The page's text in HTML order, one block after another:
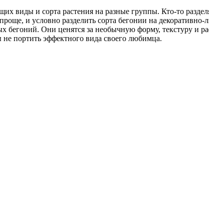
виды и сорта растения на разные группы. Кто-то
и условно разделить сорта бегонии на
Они ценятся за необычную форму, текстуру и
портить эффектного вида своего любимца.